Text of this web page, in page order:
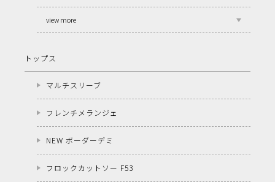
view more
トップス
マルチスリーブ
フレンチメランジェ
NEW ボーダーデミ
フロックカットソー F53